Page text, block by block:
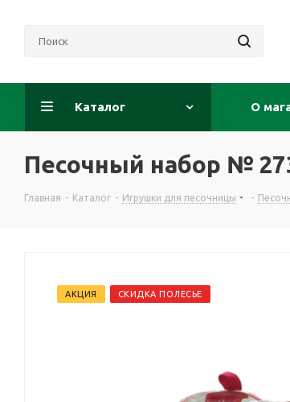
Каталог О
Песочный набор №
Главная - Каталог - Игрушки для песочницы -
АКЦИЯ СКИДКА ПОЛЕСЬЕ